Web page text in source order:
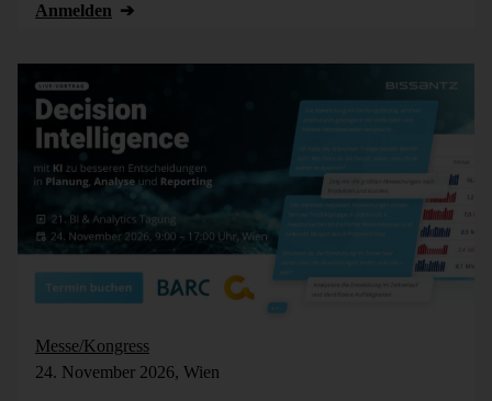
Anmelden
Messe/Kongress
24. November 2026, Wien